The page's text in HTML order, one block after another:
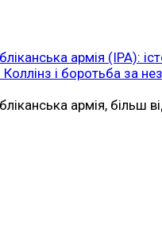
армія (ІРА):
і боротьба за
армія, більш